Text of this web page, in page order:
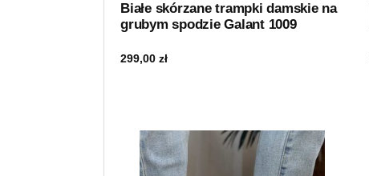
Białe skórzane trampki damskie na
grubym spodzie Galant 1009
299,00zł